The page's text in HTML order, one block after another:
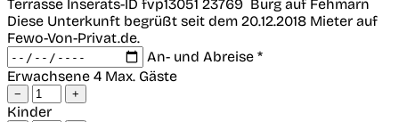
Terrasse Inserats-ID fvp13051 23769 Burg auf Fehmarn
Diese Unterkunft begrüßt seit dem 20.12.2018 Mieter auf
Fewo-Von-Privat.de.
An- und Abreise *
Erwachsene 4 Max. Gäste
− +
Kinder